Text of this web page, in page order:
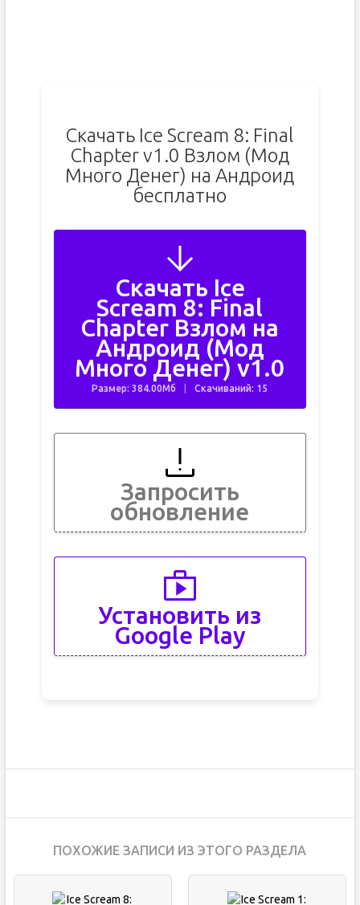
Скачать Ice Scream 8: Final
Chapter v1.0 Взлом (Мод
Много Денег) на Андроид
бесплатно
Скачать Ice
Scream 8: Final
Chapter Взлом на
Андроид (Мод
Много Денег) v1.0
Размер: 384.00Мб Скачиваний: 15
Запросить
обновление
Установить из
Google Play
ПОХОЖИЕ ЗАПИСИ ИЗ ЭТОГО РАЗДЕЛА